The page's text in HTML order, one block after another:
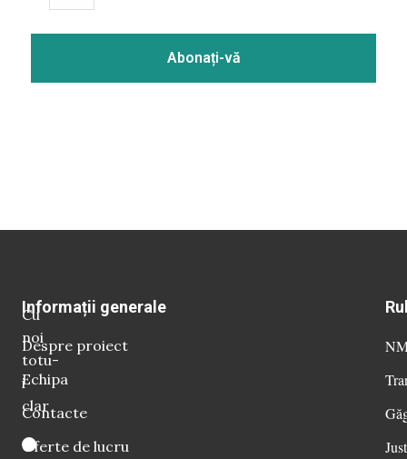
Cu
noi
totu-
i
clar
Informații generale
Despre proiect
Echipa
Contacte
Oferte de lucru